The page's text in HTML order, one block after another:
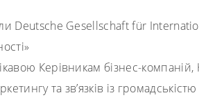
Deutsche Gesellschaft für
Керівникам бізнес-
та зв’язків із громадськістю